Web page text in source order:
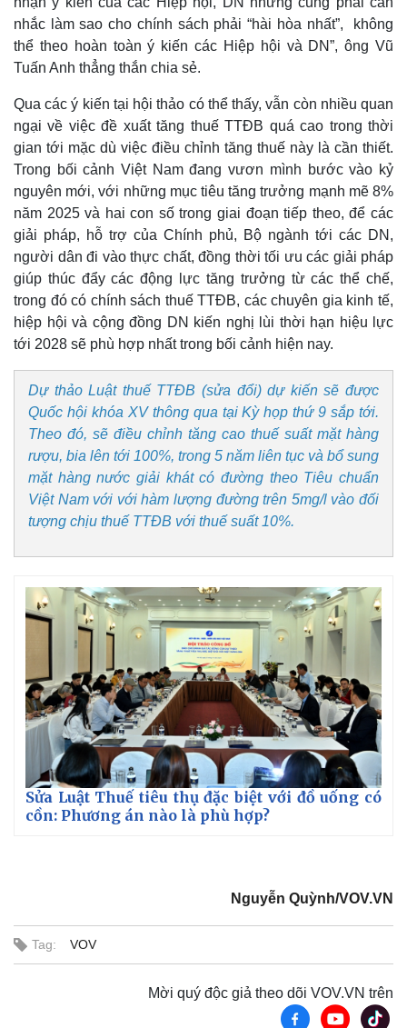
Pháp luật
Vụ án
Tin nóng
Tư vấn luật
Quân sự - Quốc phòng
Vũ khí
Việt Nam
Phân tích
nhắc làm sao cho chính sách phải “hài hòa nhất”, không
thể theo hoàn toàn ý kiến các Hiệp hội và DN”, ông Vũ
Tuấn Anh thẳng thắn chia sẻ.
Qua các ý kiến tại hội thảo có thể thấy, vẫn còn nhiều quan
ngại về việc đề xuất tăng thuế TTĐB quá cao trong thời
gian tới mặc dù việc điều chỉnh tăng thuế này là cần thiết.
Trong bối cảnh Việt Nam đang vươn mình bước vào kỷ
nguyên mới, với những mục tiêu tăng trưởng mạnh mẽ 8%
năm 2025 và hai con số trong giai đoạn tiếp theo, để các
giải pháp, hỗ trợ của Chính phủ, Bộ ngành tới các DN,
người dân đi vào thực chất, đồng thời tối ưu các giải pháp
giúp thúc đẩy các động lực tăng trưởng từ các thể chế,
trong đó có chính sách thuế TTĐB, các chuyên gia kinh tế,
hiệp hội và cộng đồng DN kiến nghị lùi thời hạn hiệu lực
tới 2028 sẽ phù hợp nhất trong bối cảnh hiện nay.
Dự thảo Luật thuế TTĐB (sửa đổi) dự kiến sẽ được
Quốc hội khóa XV thông qua tại Kỳ họp thứ 9 sắp tới.
Theo đó, sẽ điều chỉnh tăng cao thuế suất mặt hàng
rượu, bia lên tới 100%, trong 5 năm liên tục và bổ sung
mặt hàng nước giải khát có đường theo Tiêu chuẩn
Việt Nam với với hàm lượng đường trên 5mg/l vào đối
tượng chịu thuế TTĐB với thuế suất 10%.
Sửa Luật Thuế tiêu thụ đặc biệt với đồ uống có
cồn: Phương án nào là phù hợp?
Nguyễn Quỳnh/VOV.VN
Tag: VOV
Mời quý độc giả theo dõi VOV.VN trên